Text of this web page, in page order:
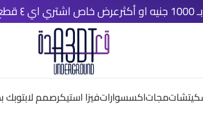
عرض خاص اشتري اي ٤ قطع دلوقتي و خد الخامسة مجانًا
مجاتاكسسواراتفيزا استيكرصمم لابتوبك